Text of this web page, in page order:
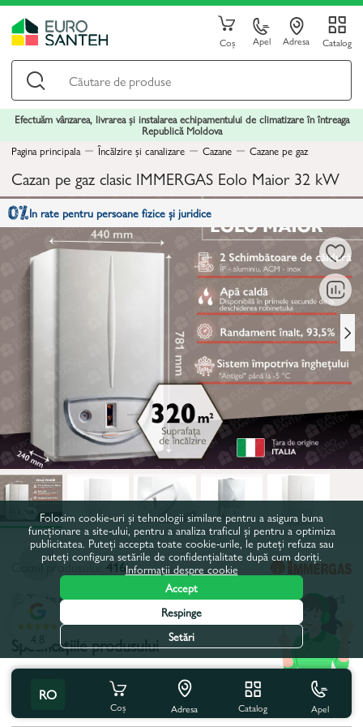
Coș Apel Adresa Catalog
Efectuăm vânzarea, livrarea și instalarea echipamentului de climatizare în întreaga
Republică Moldova
Pagina principala
Încălzire și canalizare Cazane Cazane pe gaz
Cazan pe gaz clasic IMMERGAS Eolo Maior 32 kW
In rate pentru persoane fizice și juridice
Codul produsului:416
Toate caracteristicile
Cu acest produs se cumpără
Specificațiile produsului
Convecţionale
32,0
RO
Coș Adresa Catalog Apel
4.8
Folosim cookie-uri și tehnologii similare pentru a asigura buna
funcționare a site-ului, pentru a analiza traficul și pentru a optimiza
publicitatea. Puteți accepta toate cookie-urile, le puteți refuza sau
puteți configura setările de confidențialitate după cum doriți.
Informații despre cookie
Accept
Respinge
Setări